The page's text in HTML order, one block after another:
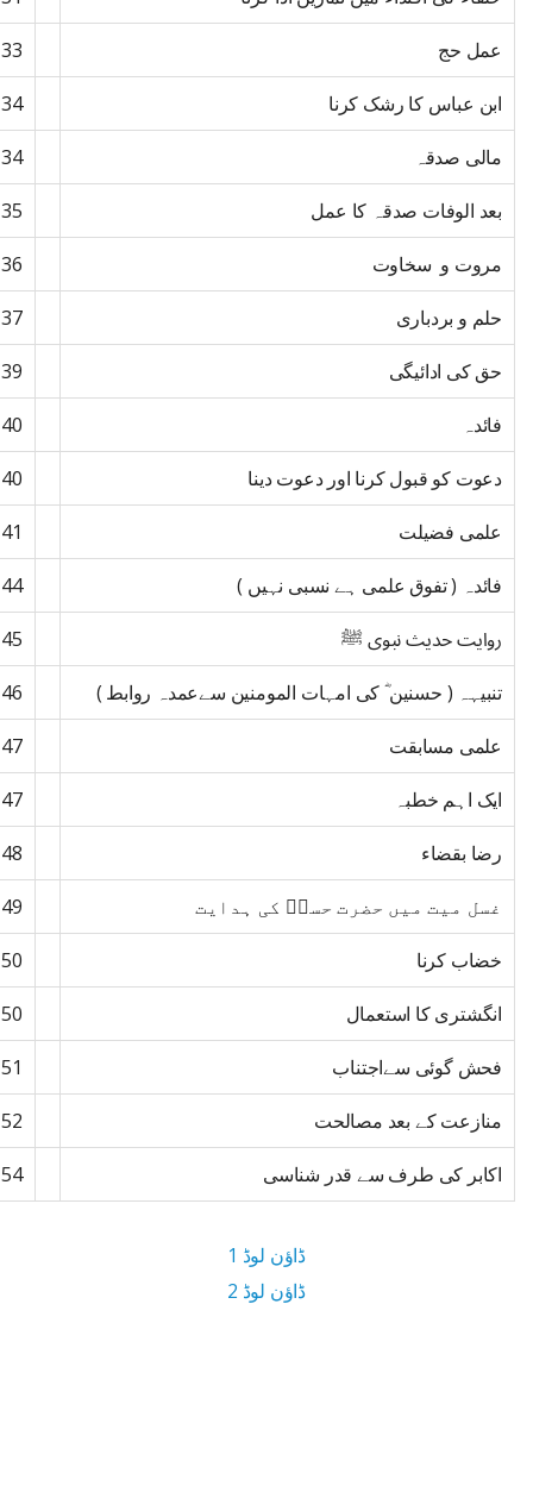
عمل حج
ابن عباس کا رشک کرنا
مالی صدقہ
بعد الوفات صدقہ کا عمل
مروت و سخاوت
حلم و بردباری
حق کی ادائیگی
فائدہ
دعوت کو قبول کرنا اور دعوت دینا
علمی فضیلت
فائدہ ( تفوق علمی ہے نسبی نہیں )
روایت حدیث نبوی ﷺ
تنبیہہ ( حسنین ؓ کی امہات المومنین سےعمدہ روابط )
علمی مسابقت
ایک اہم خطبہ
رضا بقضاء
غسل میت میں حضرت حسنؓ کی ہدایت
خضاب کرنا
انگشتری کا استعمال
فحش گوئی سےاجتناب
منازعت کے بعد مصالحت
اکابر کی طرف سے قدر شناسی
ڈاؤن لوڈ 1
ڈاؤن لوڈ 2